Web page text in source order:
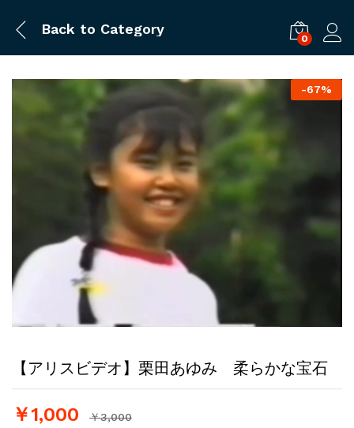
Back to Category
0
-67%
【アリスビデオ】栗田あゆみ 柔らかな宝石
￥1,000 ￥3,000